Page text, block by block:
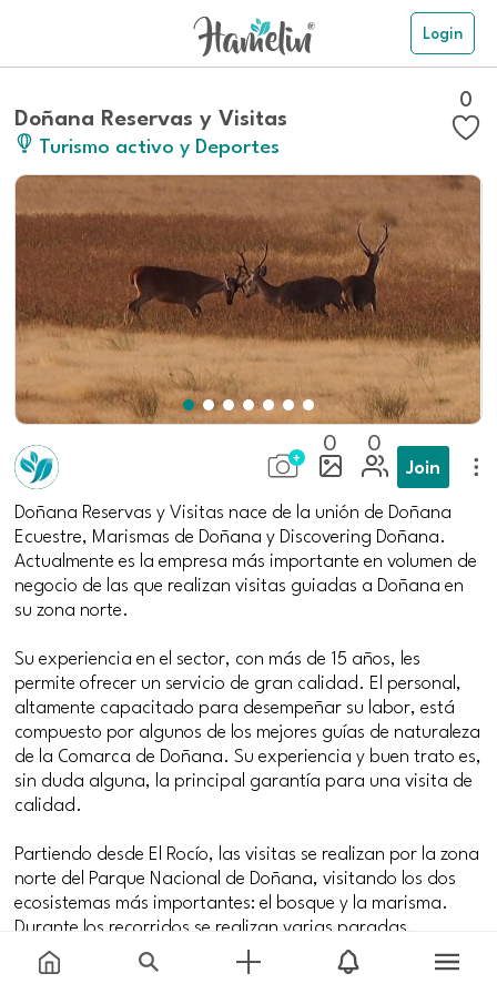
Login
Doñana Reservas y Visitas
Turismo activo y Deportes
0
0 0
Join
Doñana Reservas y Visitas nace de la unión de Doñana
Ecuestre, Marismas de Doñana y Discovering Doñana.
Actualmente es la empresa más importante en volumen de
negocio de las que realizan visitas guiadas a Doñana en
su zona norte.
Su experiencia en el sector, con más de 15 años, les
permite ofrecer un servicio de gran calidad. El personal,
altamente capacitado para desempeñar su labor, está
compuesto por algunos de los mejores guías de naturaleza
de la Comarca de Doñana. Su experiencia y buen trato es,
sin duda alguna, la principal garantía para una visita de
calidad.
Partiendo desde El Rocío, las visitas se realizan por la zona
norte del Parque Nacional de Doñana, visitando los dos
ecosistemas más importantes: el bosque y la marisma.
Durante los recorridos se realizan varias paradas,
incluyendo una en el Centro de Visitantes José Antonio
Valverde, donde en primavera se produce la mayor